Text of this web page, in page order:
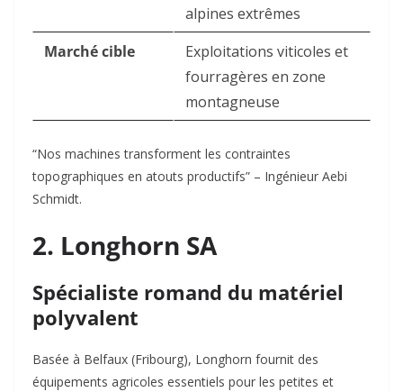
alpines extrêmes
Marché cible
Exploitations viticoles et
fourragères en zone
montagneuse
“Nos machines transforment les contraintes
topographiques en atouts productifs” – Ingénieur Aebi
Schmidt.
2. Longhorn SA
Spécialiste romand du matériel
polyvalent
Basée à Belfaux (Fribourg), Longhorn fournit des
équipements agricoles essentiels pour les petites et